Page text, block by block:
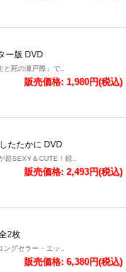
ー版 DVD
死の瀬戸際」で..
販売価格: 1,980円(税込)
たたかに DVD
超SEXY＆CUTE！鋭..
販売価格: 2,493円(税込)
2枚
ングセラー・エッ..
販売価格: 6,380円(税込)